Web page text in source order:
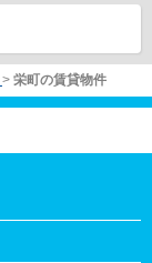
> 栄町の賃貸物件